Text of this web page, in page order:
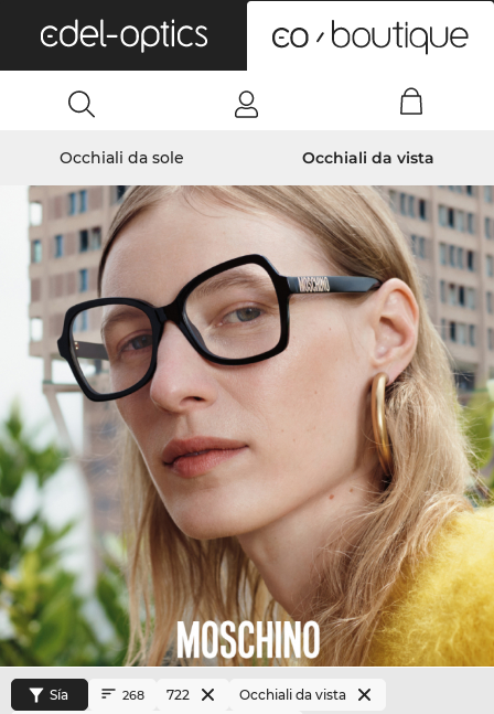
Occhiali da sole Occhiali da vista
Sía 268 722 Occhiali da vista